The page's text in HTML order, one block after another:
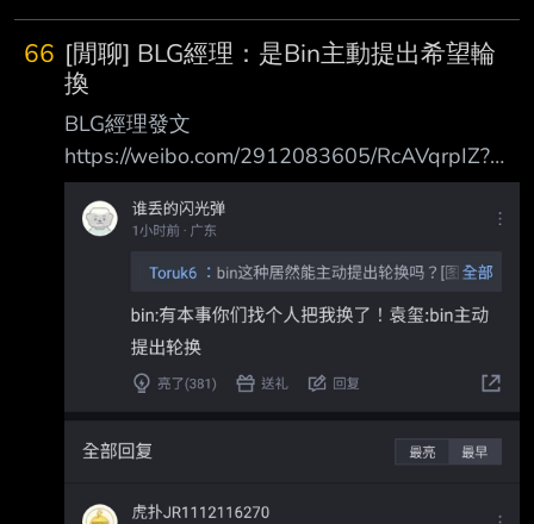
66 [閒聊] BLG經理：是Bin主動提出希望輪
換
BLG經理發文
https://weibo.com/2912083605/RcAVqrpIZ?
pagetype=profilefeed #blg超話 自從MSI之
後，網路上出現了很多無厘頭的討論，我自己也
說一下。 關於Bin的事情，MSI和EWC連續失利
以後，他自己意識到心態和比賽狀態出現了問
題， 主動和我們提出希望進行輪換，暫離賽場
一段時間，好好調整一下。 大家一路走來，彼
果就動搖了。 整個過程就是這樣，所謂的隊內